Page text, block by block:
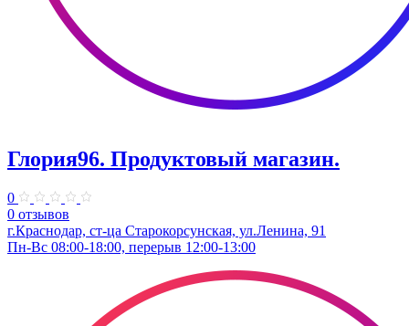
Глория96. Продуктовый магазин.
0
0 отзывов
г.Краснодар, ст-ца Старокорсунская, ул.Ленина, 91
Пн-Вс 08:00-18:00, перерыв 12:00-13:00